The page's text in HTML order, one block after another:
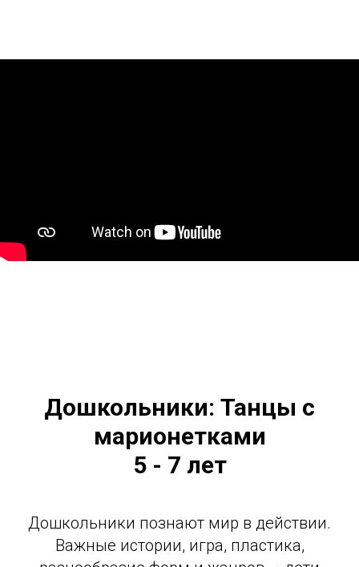
Дошкольники: Танцы с
марионетками
5 - 7 лет
Дошкольники познают мир в действии.
Важные истории, игра, пластика,